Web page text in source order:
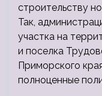
строительству
Так,
участка на
и поселка
Приморского
полноценные